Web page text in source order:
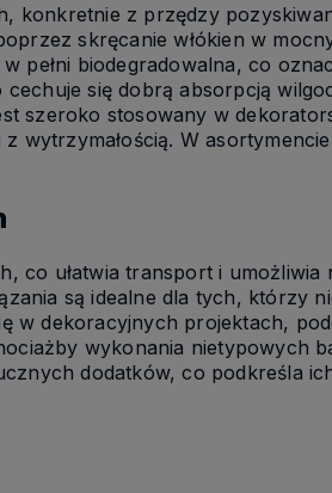
konkretnie z przędzy
skręcanie włókien w
pełni biodegradowalna, co
się dobrą absorpcją
szeroko stosowany w
wytrzymałością. W
co ułatwia transport i umożliwia
są idealne dla tych, którzy
w dekoracyjnych projektach,
wykonania nietypowych
dodatków, co podkreśla